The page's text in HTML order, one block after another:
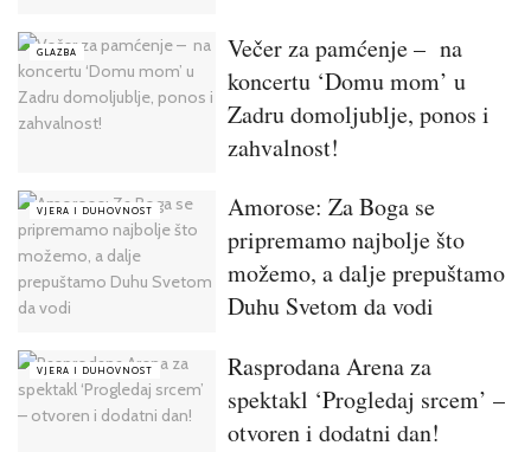
GLAZBA
Večer za pamćenje – na
koncertu ‘Domu mom’ u
Zadru domoljublje, ponos i
zahvalnost!
VJERA I DUHOVNOST
Amorose: Za Boga se
pripremamo najbolje što
možemo, a dalje prepuštamo
Duhu Svetom da vodi
VJERA I DUHOVNOST
Rasprodana Arena za
spektakl ‘Progledaj srcem’ –
otvoren i dodatni dan!